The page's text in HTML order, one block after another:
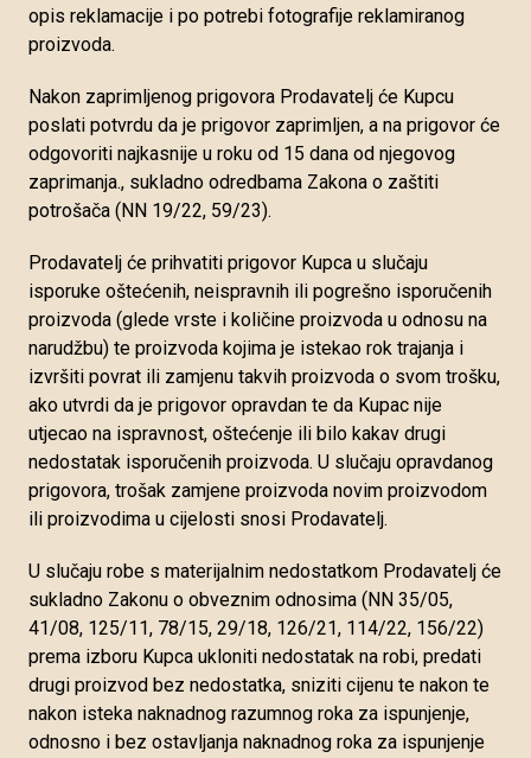
opis reklamacije i po potrebi fotografije reklamiranog
proizvoda.
Nakon zaprimljenog prigovora Prodavatelj će Kupcu
poslati potvrdu da je prigovor zaprimljen, a na prigovor će
odgovoriti najkasnije u roku od 15 dana od njegovog
zaprimanja., sukladno odredbama Zakona o zaštiti
potrošača (NN 19/22, 59/23).
Prodavatelj će prihvatiti prigovor Kupca u slučaju
isporuke oštećenih, neispravnih ili pogrešno isporučenih
proizvoda (glede vrste i količine proizvoda u odnosu na
narudžbu) te proizvoda kojima je istekao rok trajanja i
izvršiti povrat ili zamjenu takvih proizvoda o svom trošku,
ako utvrdi da je prigovor opravdan te da Kupac nije
utjecao na ispravnost, oštećenje ili bilo kakav drugi
nedostatak isporučenih proizvoda. U slučaju opravdanog
prigovora, trošak zamjene proizvoda novim proizvodom
ili proizvodima u cijelosti snosi Prodavatelj.
U slučaju robe s materijalnim nedostatkom Prodavatelj će
sukladno Zakonu o obveznim odnosima (NN 35/05,
41/08, 125/11, 78/15, 29/18, 126/21, 114/22, 156/22)
prema izboru Kupca ukloniti nedostatak na robi, predati
drugi proizvod bez nedostatka, sniziti cijenu te nakon te
nakon isteka naknadnog razumnog roka za ispunjenje,
odnosno i bez ostavljanja naknadnog roka za ispunjenje